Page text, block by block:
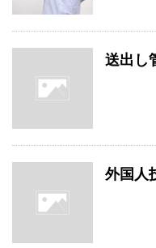
送出し
外国人